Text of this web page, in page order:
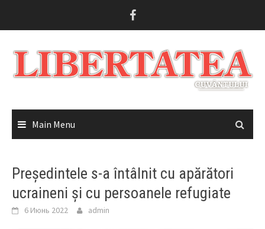
Main Menu
Președintele s-a întâlnit cu apărători
ucraineni și cu persoanele refugiate
6 Июнь 2022 admin